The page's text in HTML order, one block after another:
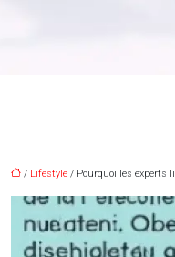
/ Lifestyle / Pourquoi les experts